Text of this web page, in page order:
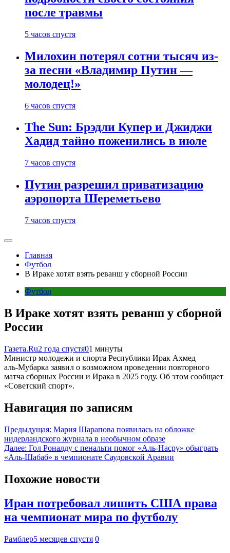
после травмы
5 часов спустя
Милохин потерял сотни тысяч из-
за песни «Владимир Путин —
молодец!»
6 часов спустя
The Sun: Брэдли Купер и Джиджи
Хадид тайно поженились в июле
7 часов спустя
Путин разрешил приватизацию
аэропорта Шереметьево
7 часов спустя
Главная
Футбол
В Ираке хотят взять реванш у сборной России
Футбол
В Ираке хотят взять реванш у сборной
России
Газета.Ru2 года спустя01 минуты
Министр молодежи и спорта Республики Ирак Ахмед
аль‑Мубарка заявил о возможном проведении повторного
матча сборных России и Ирака в 2025 году. Об этом сообщает
«Советский спорт».
Навигация по записям
Предыдущая: Мария Шарапова появилась на обложке
нидерландского журнала в необычном образе
Далее: Гол Роналду с пенальти помог «Аль‑Насру» обыграть
«Аль‑Шабаб» в чемпионате Саудовской Аравии
Похожие новости
Иран потребовал лишить США права
на чемпионат мира по футболу
Рамблер5 месяцев спустя 0